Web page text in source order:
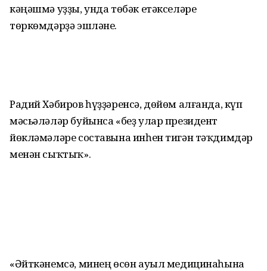
кәңәшмә уҙҙы, унда төбәк етәкселәре
төркөмдәрҙә эшләне.
Радий Хәбиров һүҙҙәренсә, дөйөм алғанда, күп
мәсьәләләр буйынса «беҙ улар президент
йөкләмәләре составына инһен тигән тәҡдимдәр
менән сыҡтыҡ».
«Әйткәнемсә, минең өсөн ауыл медицинаһына